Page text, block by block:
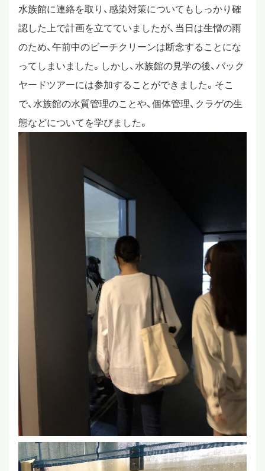
ニュース
教員ブログ
在校生・保護者・卒業生の方へ
水族館に連絡を取り、感染対策についてもしっかり確
認した上で計画を立てていましたが、当日は生憎の雨
のため、午前中のビーチクリーンは断念することにな
ってしまいました。しかし、水族館の見学の後、バック
ヤードツアーには参加することができました。そこ
で、水族館の水質管理のことや、個体管理、クラゲの生
態などについてを学びました。